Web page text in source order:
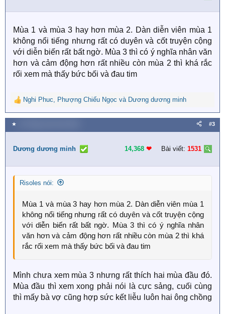
n
:Mùa 1 và mùa 3 hay hơn mùa 2. Dàn diễn viên mùa 1
không nổi tiếng nhưng rất có duyên và cốt truyện cộng
với diễn biến rất bất ngờ. Mùa 3 thì có ý nghĩa nhân văn
hơn và cảm động hơn rất nhiều còn mùa 2 thì khá rắc
rối xem mà thấy bức bối và đau tim
R
e
a
c
i
n
s
Nghi Phuc Phượng Chiếu Ngọc và Dương dương minh
★ #3
Dương dương minh 14,368 ❤︎ Bài viết: 1531
Risoles nói:
Mùa 1 và mùa 3 hay hơn mùa 2. Dàn diễn viên mùa 1
không nổi tiếng nhưng rất có duyên và cốt truyện cộng
với diễn biến rất bất ngờ. Mùa 3 thì có ý nghĩa nhân
văn hơn và cảm động hơn rất nhiều còn mùa 2 thì khá
rắc rối xem mà thấy bức bối và đau tim
Mình chưa xem mùa 3 nhưng rất thích hai mùa đầu đó.
Mùa đầu thì xem xong phải nói là cực sảng, cuối cùng
thì mấy bà vợ cũng hợp sức kết liễu luôn hai ông chồng